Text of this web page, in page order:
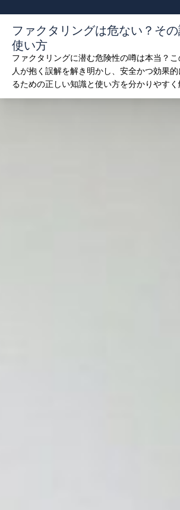
content
ファクタリングは危ない？そ
使い方
ファクタリングに潜む危険性の噂は本当？
人が抱く誤解を解き明かし、安全かつ効果
るための正しい知識と使い方を分かりやすく